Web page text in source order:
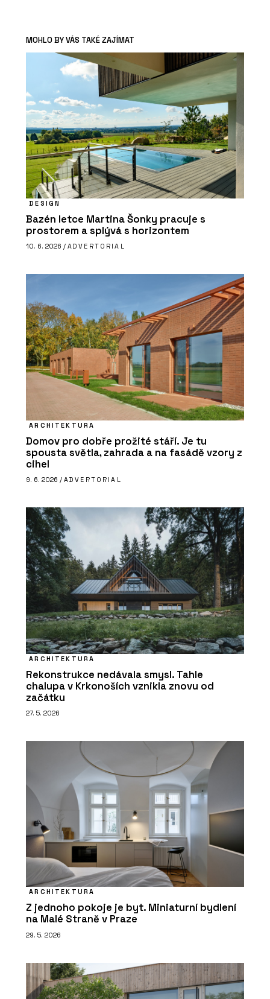
MOHLO BY VÁS TAKÉ ZAJÍMAT
DESIGN
Bazén letce Martina Šonky pracuje s
prostorem a splývá s horizontem
10. 6. 2026 / ADVERTORIAL
ARCHITEKTURA
Domov pro dobře prožité stáří. Je tu
spousta světla, zahrada a na fasádě vzory z
cihel
9. 6. 2026 / ADVERTORIAL
ARCHITEKTURA
Rekonstrukce nedávala smysl. Tahle
chalupa v Krkonoších vznikla znovu od
začátku
27. 5. 2026
ARCHITEKTURA
Z jednoho pokoje je byt. Miniaturní bydlení
na Malé Straně v Praze
29. 5. 2026